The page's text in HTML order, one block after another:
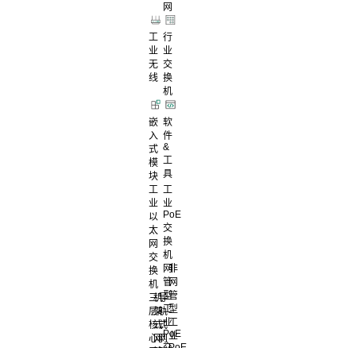
网
工
业
无
线
行
业
交
换
机
嵌
入
式
模
块
软
件
&
工
具
工
业
以
太
网
交
换
机
三
层
核
心
机
架
式
网
导
轨
式
网
工
业
PoE
交
换
机
网
管
型
工
业
PoE
非
网
管
型
工
业